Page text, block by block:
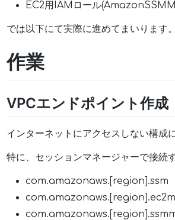
EC2用IAMロール
では以下にて実際に進めてまいります。
作業
VPCエンドポイント作成
インターネットにアクセスしない構成
特に、セッションマネージャーで接続
com.amazonaws.[region].ssm